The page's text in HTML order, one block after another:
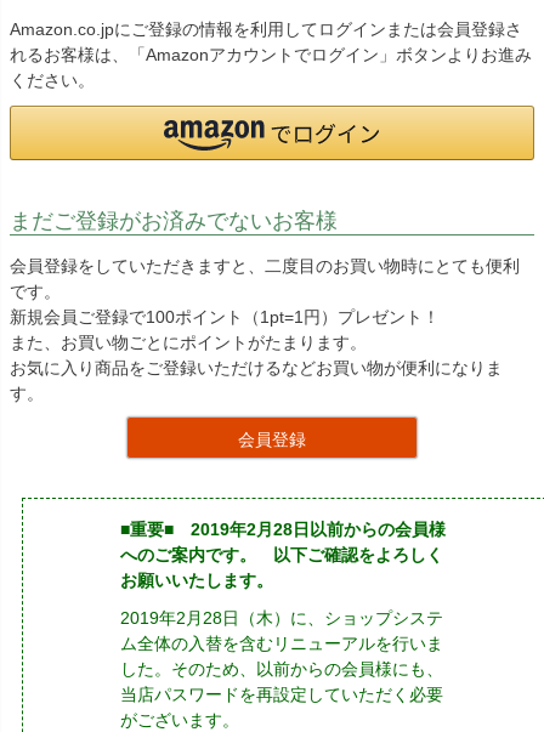
Amazon.co.jpにご登録の情報を利用してログインまたは会員登録さ
れるお客様は、「Amazonアカウントでログイン」ボタンよりお進み
ください。
まだご登録がお済みでないお客様
会員登録をしていただきますと、二度目のお買い物時にとても便利
です。
新規会員ご登録で100ポイント（1pt=1円）プレゼント！
また、お買い物ごとにポイントがたまります。
お気に入り商品をご登録いただけるなどお買い物が便利になりま
す。
会員登録
■重要■ 2019年2月28日以前からの会員様
へのご案内です。 以下ご確認をよろしく
お願いいたします。
2019年2月28日（木）に、ショップシステ
ム全体の入替を含むリニューアルを行いま
した。そのため、以前からの会員様にも、
当店パスワードを再設定していただく必要
がございます。